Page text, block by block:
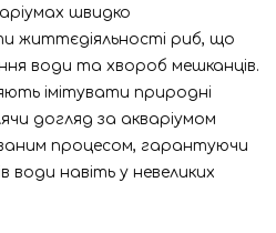
швидко
життєдіяльності риб, що
води та хвороб мешканців.
імітувати природні
догляд за акваріумом
процесом, гарантуючи
води навіть у невеликих